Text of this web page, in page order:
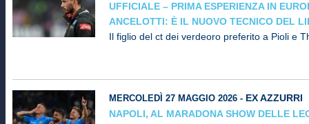
UFFICIALE – PRIMA ESPERIENZA IN
ANCELOTTI: È IL NUOVO TECNICO DEL
Il figlio del ct dei verdeoro preferito a Pioli e
MERCOLEDÌ 27 MAGGIO 2026 - EX AZZURRI
NAPOLI, AL MARADONA SHOW DELLE